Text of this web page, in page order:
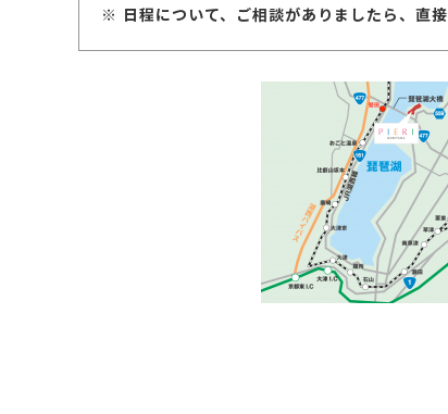
日程について、ご相談がありましたら、直接